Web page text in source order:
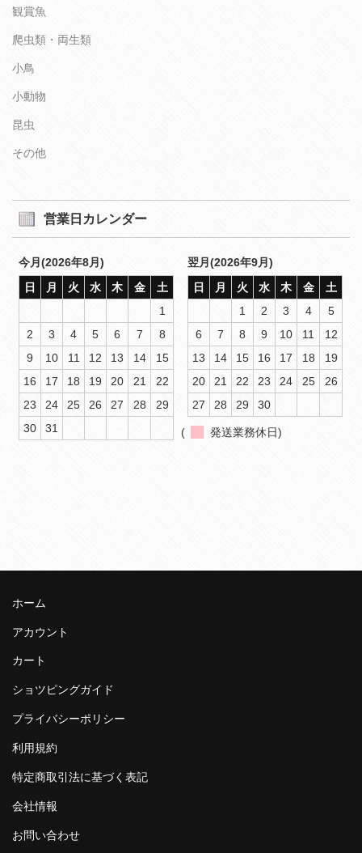
観賞魚
爬虫類・両生類
小鳥
小動物
昆虫
その他
営業日カレンダー
今月(2026年8月)
日
月 火 水 木 金
土
1
2
3 4 5 6 7
8
9
10 11 12 13 14
15
16
17 18 19 20 21
22
23
24 25 26 27 28
29
30
31
翌月(2026年9月)
日
月 火 水 木 金
土
1
2 3 4
5
6
7 8 9 10 11
12
13
14 15 16 17 18
19
20
21 22 23 24 25
26
27
28 29 30
( 発送業務休日)
ホーム
アカウント
カート
ショツピングガイド
プライバシーポリシー
利用規約
特定商取引法に基づく表記
会社情報
お問い合わせ